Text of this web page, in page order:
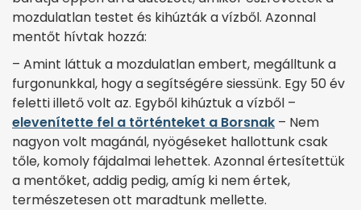
mozdulatlan testet és kihúzták a vízből. Azonnal
mentőt hívtak hozzá:
– Amint láttuk a mozdulatlan embert, megálltunk a
furgonunkkal, hogy a segítségére siessünk. Egy 50 év
feletti illető volt az. Egyből kihúztuk a vízből –
elevenítette fel a történteket a Borsnak – Nem
nagyon volt magánál, nyögéseket hallottunk csak
tőle, komoly fájdalmai lehettek. Azonnal értesítettük
a mentőket, addig pedig, amíg ki nem ér­tek,
természetesen ott maradtunk mellette.